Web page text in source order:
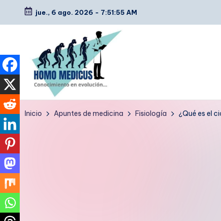
Saltar
contenido
jue., 6 ago. 2026 - 7:51:56 AM
H
Guías
Inicio Apuntes de medicina Fisiología ¿Qué es el